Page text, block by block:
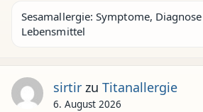
Sesamallergie: Symptome,
Lebensmittel
sirtirzu Titanallergie
6. August 2026